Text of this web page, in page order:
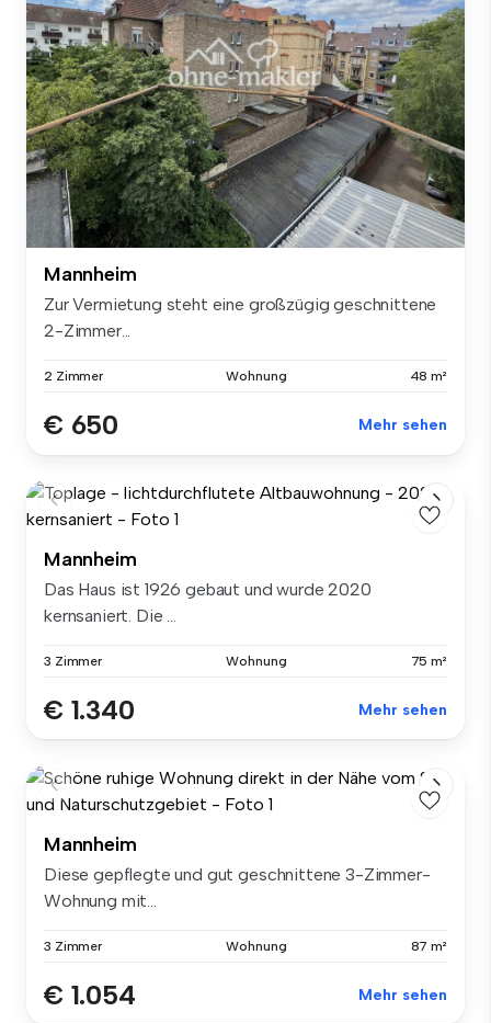
Mannheim
Zur Vermietung steht eine großzügig geschnittene
2-Zimmer...
2 Zimmer Wohnung 48 m²
€ 650 Mehr sehen
Mannheim
Das Haus ist 1926 gebaut und wurde 2020
kernsaniert. Die ...
3 Zimmer Wohnung 75 m²
€ 1.340 Mehr sehen
Mannheim
Diese gepflegte und gut geschnittene 3-Zimmer-
Wohnung mit...
3 Zimmer Wohnung 87 m²
€ 1.054 Mehr sehen